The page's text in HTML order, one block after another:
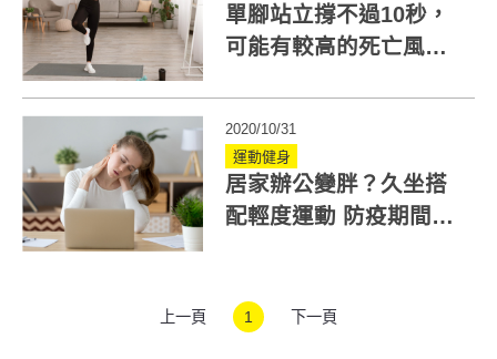
單腳站立撐不過10秒，
可能有較高的死亡風
2020/10/31
運動健身
居家辦公變胖？久坐搭
配輕度運動 防疫期間輕
上一頁 1 下一頁